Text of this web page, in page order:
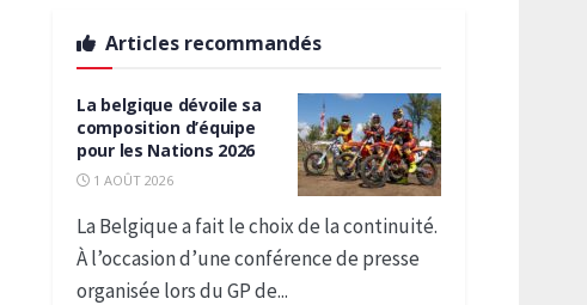
Articles recommandés
La belgique dévoile sa
composition d’équipe
pour les Nations 2026
1 AOÛT 2026
La Belgique a fait le choix de la continuité.
À l’occasion d’une conférence de presse
organisée lors du GP de...